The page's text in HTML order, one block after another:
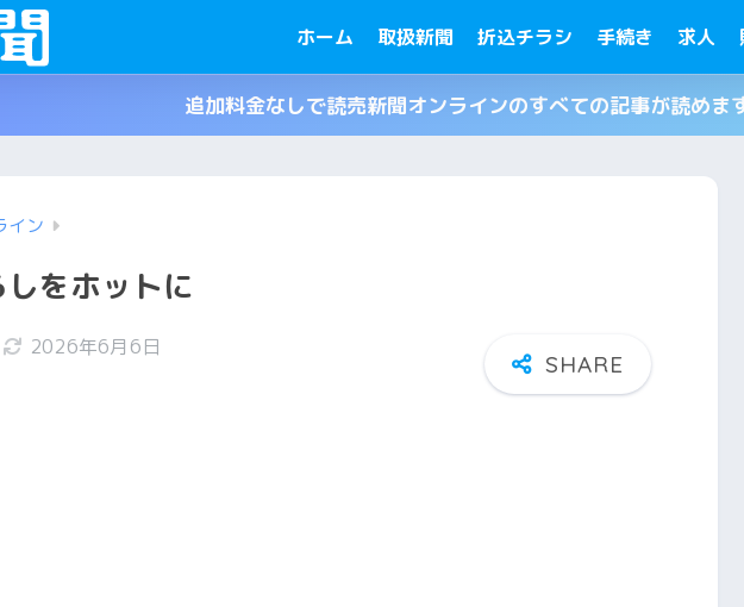
ホーム 取扱新聞 折込チラシ 手続き 求人
追加料金なしで読売新聞オンラインのすべての記事が読めま
イン
をホットに
2026年6月6日